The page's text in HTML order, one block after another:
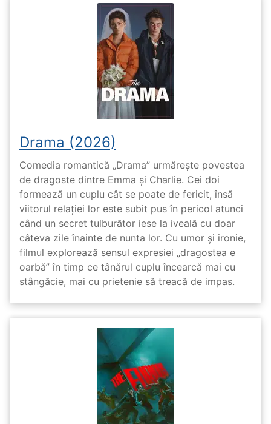
Drama (2026)
Comedia romantică „Drama” urmărește povestea
de dragoste dintre Emma și Charlie. Cei doi
formează un cuplu cât se poate de fericit, însă
viitorul relației lor este subit pus în pericol atunci
când un secret tulburător iese la iveală cu doar
câteva zile înainte de nunta lor. Cu umor și ironie,
filmul explorează sensul expresiei „dragostea e
oarbă” în timp ce tânărul cuplu încearcă mai cu
stângăcie, mai cu prietenie să treacă de impas.